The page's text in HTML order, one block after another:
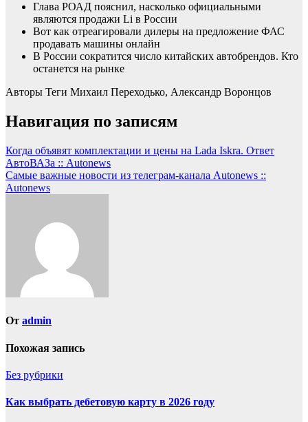
Глава РОАД пояснил, насколько официальными
являются продажи Li в России
Вот как отреагировали дилеры на предложение ФАС
продавать машины онлайн
В России сократится число китайских автобрендов. Кто
останется на рынке
Авторы Теги Михаил Переходько, Александр Воронцов
Навигация по записям
Когда объявят комплектации и цены на Lada Iskra. Ответ
АвтоВАЗа :: Autonews
Самые важные новости из телеграм-канала Autonews ::
Autonews
От admin
Похожая запись
Без рубрики
Как выбрать дебетовую карту в 2026 году